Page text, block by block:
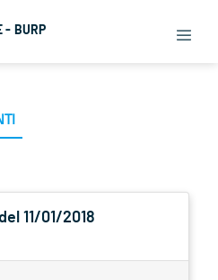
- BURP
11/01/2018